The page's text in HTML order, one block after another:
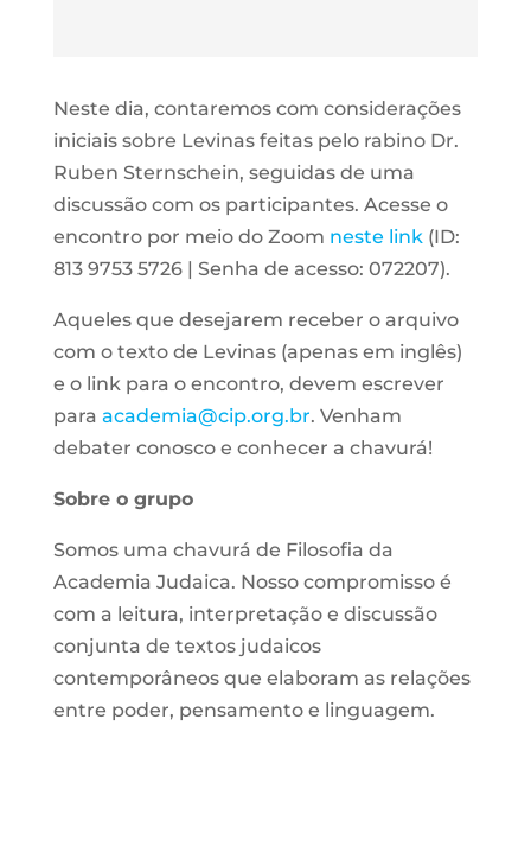
Neste dia, contaremos com considerações
iniciais sobre Levinas feitas pelo rabino Dr.
Ruben Sternschein, seguidas de uma
discussão com os participantes. Acesse o
encontro por meio do Zoom neste link(ID:
813 9753 5726 | Senha de acesso: 072207).
Aqueles que desejarem receber o arquivo
com o texto de Levinas (apenas em inglês)
e o link para o encontro, devem escrever
para academia@cip.org.br. Venham
debater conosco e conhecer a chavurá!
Sobre o grupo
Somos uma chavurá de Filosofia da
Academia Judaica. Nosso compromisso é
com a leitura, interpretação e discussão
conjunta de textos judaicos
contemporâneos que elaboram as relações
entre poder, pensamento e linguagem.